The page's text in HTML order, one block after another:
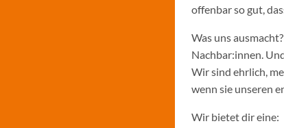
offenbar so gut,
Was uns
Nachbar:innen.
Wir sind ehrlich,
wenn sie unseren
Wir bietet dir eine: